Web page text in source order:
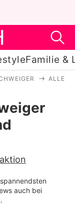
Familie &
ALLES
auch bei